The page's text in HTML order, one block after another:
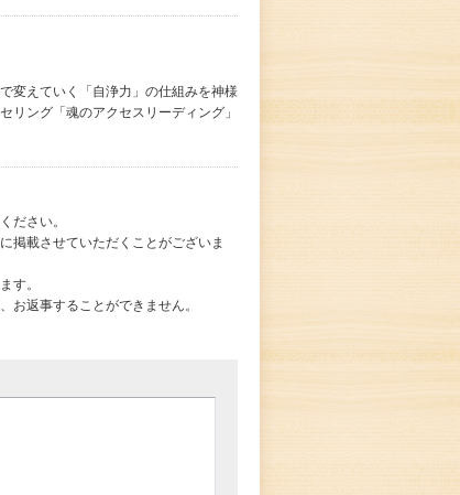
変えていく「自浄力」の仕組みを神様
リング「魂のアクセスリーディング」
ださい。
掲載させていただくことがございま
す。
返事することができません。